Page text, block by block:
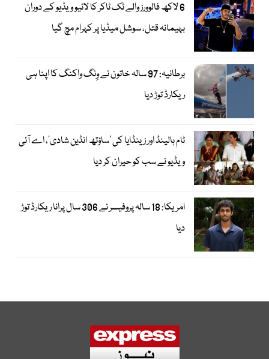
6 لاکھ فالوورز والے ٹک ٹاکر کا لائیو ویڈیو کے دوران
بہیمانہ قتل، سوشل میڈیا پر کہرام مچ گیا
برطانیہ: 97 سالہ خاتون نے وِنگ واکنگ کا اپنا ہی
ریکارڈ توڑ دیا
ٹام ہالینڈ اور زینڈایا کی ’ساؤتھ انڈین شادی‘، اے آئی
ویڈیو نے سب کو حیران کر دیا
امریکا: 18 سالہ پروفیسر نے 306 سال پرانا ریکارڈ توڑ
دیا